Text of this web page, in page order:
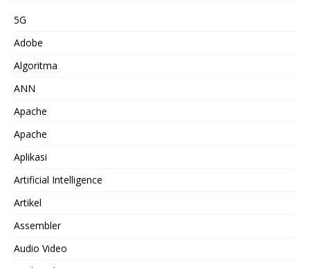
5G
Adobe
Algoritma
ANN
Apache
Apache
Aplikasi
Artificial Intelligence
Artikel
Assembler
Audio Video